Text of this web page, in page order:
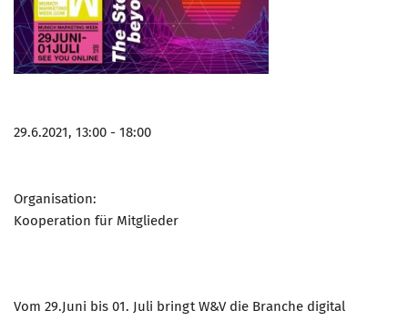
29.6.2021, 13:00 - 18:00
Organisation:
Kooperation für Mitglieder
Vom 29.Juni bis 01. Juli bringt W&V die Branche digital